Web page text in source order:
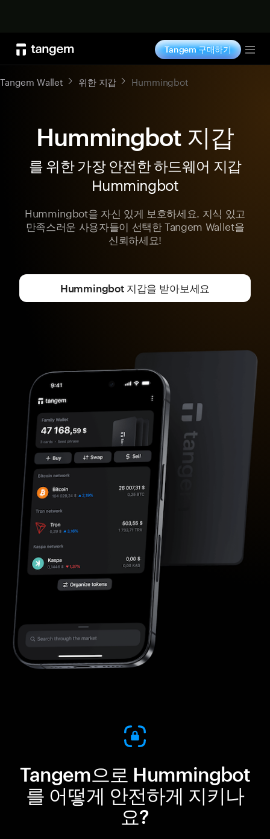
Tangem 구매하기
Tangem Wallet 위한 지갑 Hummingbot
Hummingbot 지갑
를 위한 가장 안전한 하드웨어 지갑
Hummingbot
Hummingbot을 자신 있게 보호하세요. 지식 있고
만족스러운 사용자들이 선택한 Tangem Wallet을
신뢰하세요!
Hummingbot 지갑을 받아보세요
Tangem으로 Hummingbot
를 어떻게 안전하게 지키나
요?